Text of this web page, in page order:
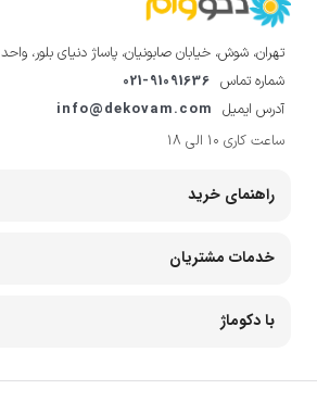
تهران، شوش، خیابان صابونیان، پاساژ دنیای بلور، واحد D21
شماره تماس 021-91091636
آدرس ایمیل info@dekovam.com
ساعت کاری 10 الی 18
راهنمای خرید
خدمات مشتریان
با دکوماژ